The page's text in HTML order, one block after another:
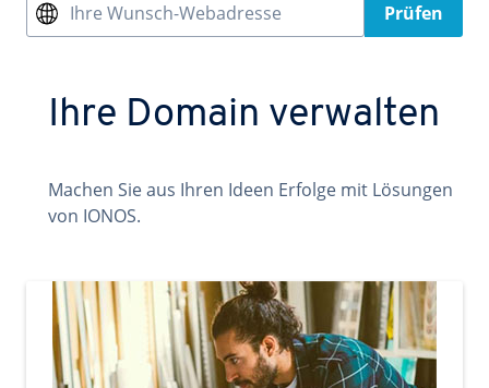
Ihre Wunsch-Webadresse Prüfen
Ihre Domain verwalten
Machen Sie aus Ihren Ideen Erfolge mit Lösungen
von IONOS.